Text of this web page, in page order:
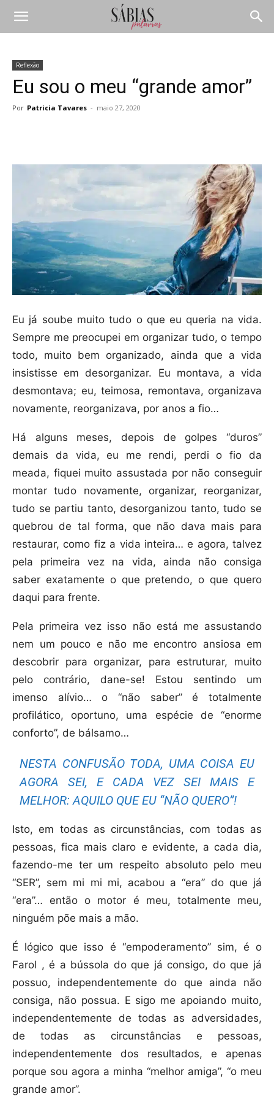
Reflexão
Eu sou o meu “grande amor”
Por Patricia Tavares - maio 27, 2020
Eu já soube muito tudo o que eu queria na vida.
Sempre me preocupei em organizar tudo, o tempo
todo, muito bem organizado, ainda que a vida
insistisse em desorganizar. Eu montava, a vida
desmontava; eu, teimosa, remontava, organizava
novamente, reorganizava, por anos a fio…
Há alguns meses, depois de golpes “duros”
demais da vida, eu me rendi, perdi o fio da
meada, fiquei muito assustada por não conseguir
montar tudo novamente, organizar, reorganizar,
tudo se partiu tanto, desorganizou tanto, tudo se
quebrou de tal forma, que não dava mais para
restaurar, como fiz a vida inteira… e agora, talvez
pela primeira vez na vida, ainda não consiga
saber exatamente o que pretendo, o que quero
daqui para frente.
Pela primeira vez isso não está me assustando
nem um pouco e não me encontro ansiosa em
descobrir para organizar, para estruturar, muito
pelo contrário, dane-se! Estou sentindo um
imenso alívio… o “não saber” é totalmente
profilático, oportuno, uma espécie de “enorme
conforto”, de bálsamo…
NESTA CONFUSÃO TODA, UMA COISA EU
AGORA SEI, E CADA VEZ SEI MAIS E
MELHOR: AQUILO QUE EU “NÃO QUERO”!
Isto, em todas as circunstâncias, com todas as
pessoas, fica mais claro e evidente, a cada dia,
fazendo-me ter um respeito absoluto pelo meu
“SER”, sem mi mi mi, acabou a “era” do que já
“era”… então o motor é meu, totalmente meu,
ninguém põe mais a mão.
É lógico que isso é “empoderamento” sim, é o
Farol , é a bússola do que já consigo, do que já
possuo, independentemente do que ainda não
consiga, não possua. E sigo me apoiando muito,
independentemente de todas as adversidades,
de todas as circunstâncias e pessoas,
independentemente dos resultados, e apenas
porque sou agora a minha “melhor amiga”, “o meu
grande amor”.